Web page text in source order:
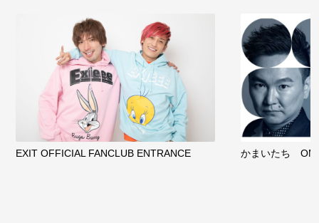
EXIT OFFICIAL FANCLUB ENTRANCE かまいたち